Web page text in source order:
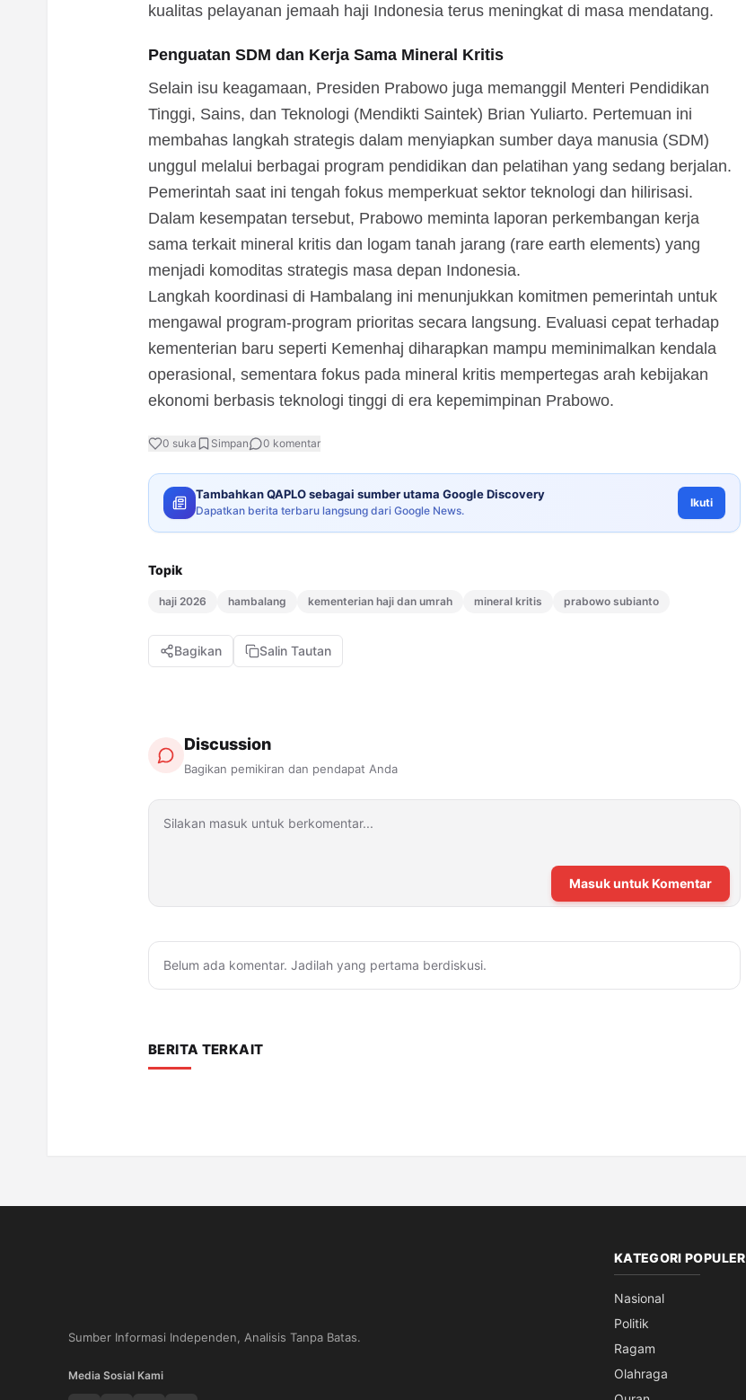
kualitas pelayanan jemaah haji Indonesia terus meningkat di masa mendatang.
Penguatan SDM dan Kerja Sama Mineral Kritis
Selain isu keagamaan, Presiden Prabowo juga memanggil Menteri Pendidikan
Tinggi, Sains, dan Teknologi (Mendikti Saintek) Brian Yuliarto. Pertemuan ini
membahas langkah strategis dalam menyiapkan sumber daya manusia (SDM)
unggul melalui berbagai program pendidikan dan pelatihan yang sedang berjalan.
Pemerintah saat ini tengah fokus memperkuat sektor teknologi dan hilirisasi.
Dalam kesempatan tersebut, Prabowo meminta laporan perkembangan kerja
sama terkait mineral kritis dan logam tanah jarang (rare earth elements) yang
menjadi komoditas strategis masa depan Indonesia.
Langkah koordinasi di Hambalang ini menunjukkan komitmen pemerintah untuk
mengawal program-program prioritas secara langsung. Evaluasi cepat terhadap
kementerian baru seperti Kemenhaj diharapkan mampu meminimalkan kendala
operasional, sementara fokus pada mineral kritis mempertegas arah kebijakan
ekonomi berbasis teknologi tinggi di era kepemimpinan Prabowo.
0 suka Simpan 0 komentar
Tambahkan QAPLO sebagai sumber utama Google Discovery
Dapatkan berita terbaru langsung dari Google News.
Ikuti
Topik
haji 2026 hambalang kementerian haji dan umrah mineral kritis prabowo subianto
Bagikan Salin Tautan
Discussion
Bagikan pemikiran dan pendapat Anda
Masuk untuk Komentar
Belum ada komentar. Jadilah yang pertama berdiskusi.
BERITA TERKAIT
Sumber Informasi Independen, Analisis Tanpa Batas.
Media Sosial Kami
KATEGORI POPULER
Nasional
Politik
Ragam
Olahraga